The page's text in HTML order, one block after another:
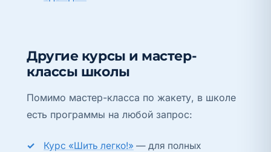
Другие курсы и мастер-
классы школы
Помимо мастер-класса по жакету, в школе
есть программы на любой запрос:
Курс «Шить легко!» — для полных